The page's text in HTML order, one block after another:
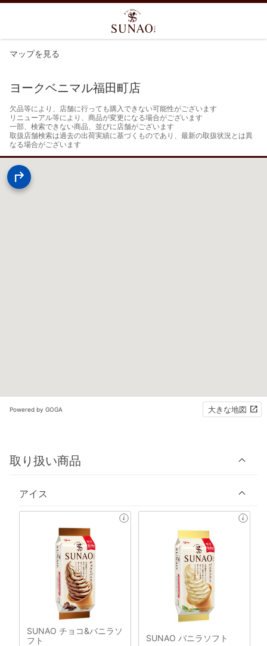
マップを見る
ヨークベニマル福田町店
欠品等により、店舗に行っても購入できない可能性がございます
リニューアル等により、商品が変更になる場合がございます
一部、検索できない商品、並びに店舗がございます
取扱店舗検索は過去の出荷実績に基づくものであり、最新の取扱状況とは異
なる場合がございます
Powered by GOGA 大きな地図
取り扱い商品
アイス
SUNAO チョコ&バニラソ
フト
SUNAO バニラソフト